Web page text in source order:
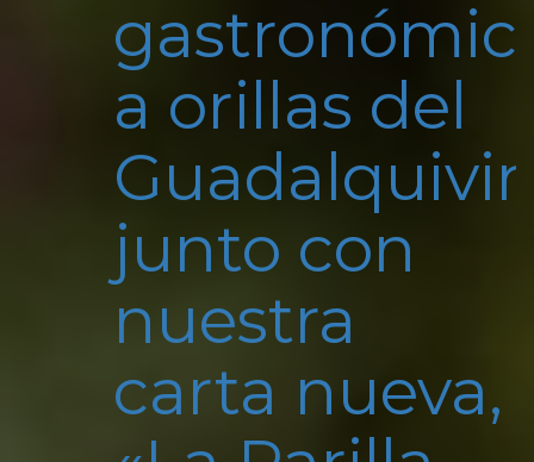
a orillas del
junto con
nuestra
carta nueva,